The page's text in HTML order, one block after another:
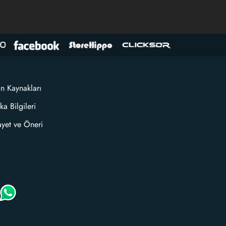
Kaynakları
Bilgileri
ve Öneri